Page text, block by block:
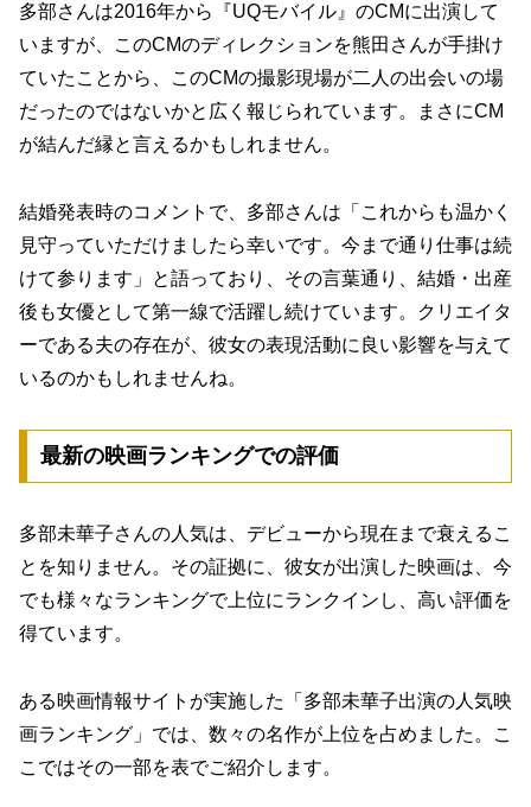
多部さんは2016年から『UQモバイル』のCMに出演して
いますが、このCMのディレクションを熊田さんが手掛け
ていたことから、
このCMの撮影現場が二人の出会いの場
だったのではないかと広く報じられています。まさにCM
が結んだ縁と言えるかもしれません。
結婚発表時のコメントで、多部さんは「これからも温かく
見守っていただけましたら幸いです。今まで通り仕事は続
けて参ります」と語っており、その言葉通り、結婚・出産
後も女優として第一線で活躍し続けています。クリエイタ
ーである夫の存在が、彼女の表現活動に良い影響を与えて
いるのかもしれませんね。
最新の映画ランキングでの評価
多部未華子さんの人気は、デビューから現在まで衰えるこ
とを知りません。その証拠に、彼女が出演した映画は、今
でも様々なランキングで上位にランクインし、高い評価を
得ています。
ある映画情報サイトが実施した「多部未華子出演の人気映
画ランキング」では、数々の名作が上位を占めました。こ
こではその一部を表でご紹介します。